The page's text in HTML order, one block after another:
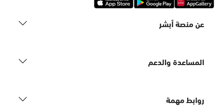
عن منصة أبشر
المساعدة والدعم
روابط مهمة